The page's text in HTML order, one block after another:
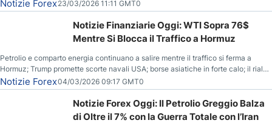
Notizie Forex23/03/2026 11:11 GMT0
Notizie Finanziarie Oggi: WTI Sopra 76$
Mentre Si Blocca il Traffico a Hormuz
Petrolio e comparto energia continuano a salire mentre il traffico si ferma a
Hormuz; Trump promette scorte navali USA; borse asiatiche in forte calo; il rialzo
del gas naturale mette pressione all’euro.
Notizie Forex04/03/2026 09:17 GMT0
Notizie Forex Oggi: Il Petrolio Greggio Balza
di Oltre il 7% con la Guerra Totale con l’Iran